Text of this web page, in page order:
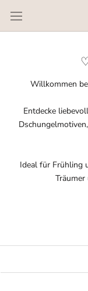
zum
Inhalt
Willkommen
Entdecke
Ideal für Frühling